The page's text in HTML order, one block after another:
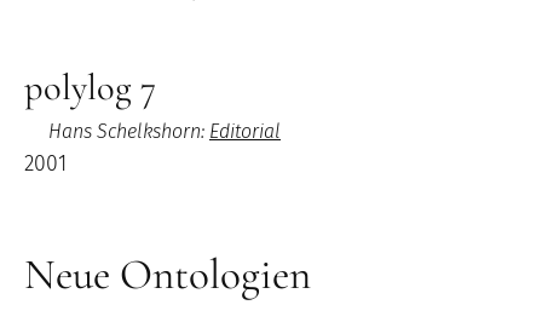
polylog 7
Hans Schelkshorn: Editorial
2001
Neue Ontologien